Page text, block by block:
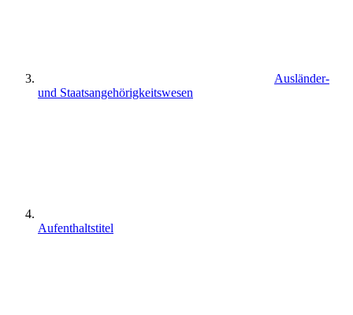
Ausländer-
und Staatsangehörigkeitswesen
Aufenthaltstitel